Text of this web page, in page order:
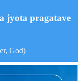
jyota pragatave
God)